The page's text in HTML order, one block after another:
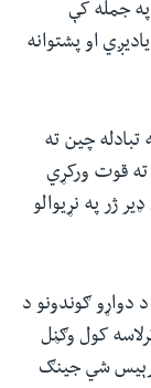
جمله کې
او پشتوانه
تبادله چین ته
ته قوت ورکړي
ژر په نړیوالو
دواړو ګوندونو د
کول وګڼل
شي جینګ